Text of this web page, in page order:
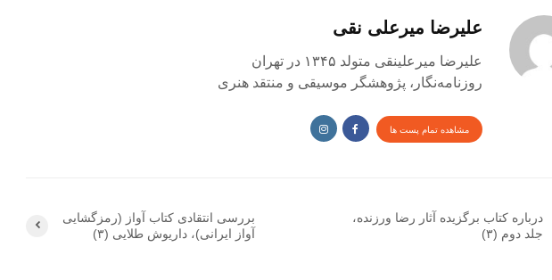
علیرضا میرعلی نقی
علیرضا میرعلینقی متولد ۱۳۴۵ در تهران
روزنامه‌نگار، پژوهشگر موسیقی و منتقد هنری
مشاهده تمام پست ها
بررسی انتقادی کتاب آواز (رمزگشایی
آواز ایرانی)، داریوش طلایی (۳)
درباره کتاب برگزیده آثار رضا ورزنده،
جلد دوم (۳)